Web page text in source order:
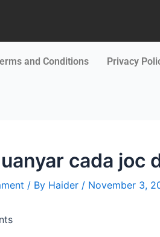
and Conditions Privacy
cada joc
/ By Haider / November 3,